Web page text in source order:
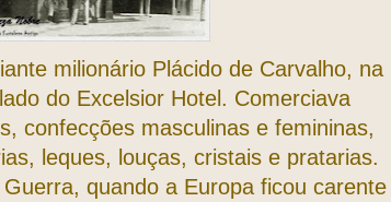
milionário Plácido de Carvalho, na
do Excelsior Hotel. Comerciava
confecções masculinas e femininas,
leques, louças, cristais e pratarias.
quando a Europa ficou carente